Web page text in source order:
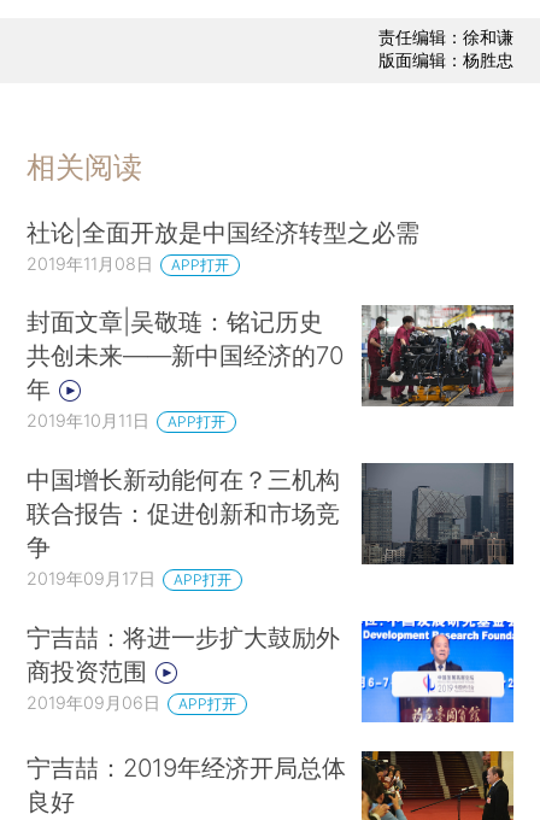
责任编辑：徐和谦
版面编辑：杨胜忠
相关阅读
社论|全面开放是中国经济转型之必需
2019年11月08日 APP打开
封面文章|吴敬琏：铭记历史
共创未来——新中国经济的70
年
2019年10月11日 APP打开
中国增长新动能何在？三机构
联合报告：促进创新和市场竞
争
2019年09月17日 APP打开
宁吉喆：将进一步扩大鼓励外
商投资范围
2019年09月06日 APP打开
宁吉喆：2019年经济开局总体
良好